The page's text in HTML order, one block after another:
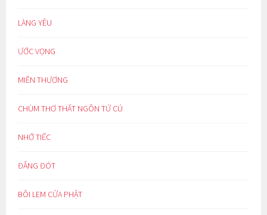
LÀNG YÊU
ƯỚC VỌNG
MIỀN THƯƠNG
CHÙM THƠ THẤT NGÔN TỨ CÚ
NHỚ TIẾC
ĐẮNG ĐÓT
BÔI LEM CỬA PHẬT